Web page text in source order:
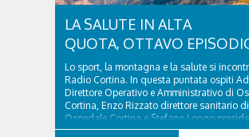
LA SALUTE IN ALTA
QUOTA, OTTAVO
Lo sport, la montagna e la salute si
Radio Cortina. In questa puntata ospiti
Direttore Operativo e Amministrativo di
Cortina, Enzo Rizzato direttore sanitario di
Ospedale Cortina e Stefano Longo
Fondazione Cortina. GVM Care &